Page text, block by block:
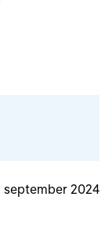
september 2024